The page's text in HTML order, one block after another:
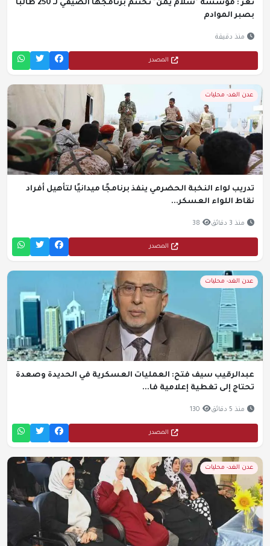
تعز : مؤسسة "سلام يمن" تختتم برنامجها الصيفي لـ 250 طالباً
بصبر الموادم
منذ دقيقة
المصدر
عدن الغد- محليات
تدريب لواء النخبة الحضرمي ينفذ برنامجًا ميدانيًا لتأهيل أفراد
نقاط اللواء العسكر...
منذ 3 دقائق 38
المصدر
عدن الغد- محليات
عبدالرقيب سيف فتح: العمليات العسكرية في الحديدة وصعدة
تحتاج إلى تغطية إعلامية فا...
منذ 5 دقائق 130
المصدر
عدن الغد- محليات